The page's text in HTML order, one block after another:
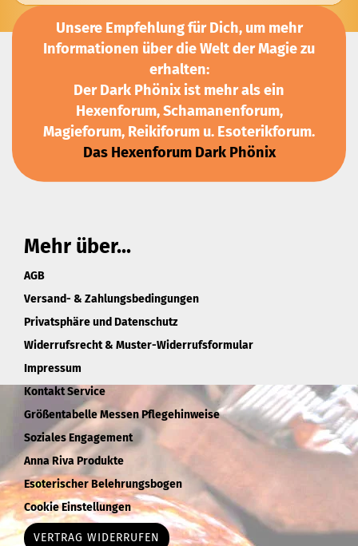
Unsere Empfehlung für Dich, um mehr
Informationen über die Welt der Magie zu
erhalten:
Der Dark Phönix ist mehr als ein
Hexenforum, Schamanenforum,
Magieforum, Reikiforum u. Esoterikforum.
Das Hexenforum Dark Phönix
Mehr über...
AGB
Versand- & Zahlungsbedingungen
Privatsphäre und Datenschutz
Widerrufsrecht & Muster-Widerrufsformular
Impressum
Kontakt Service
Größentabelle Messen Pflegehinweise
Soziales Engagement
Anna Riva Produkte
Esoterischer Belehrungsbogen
Cookie Einstellungen
VERTRAG WIDERRUFEN